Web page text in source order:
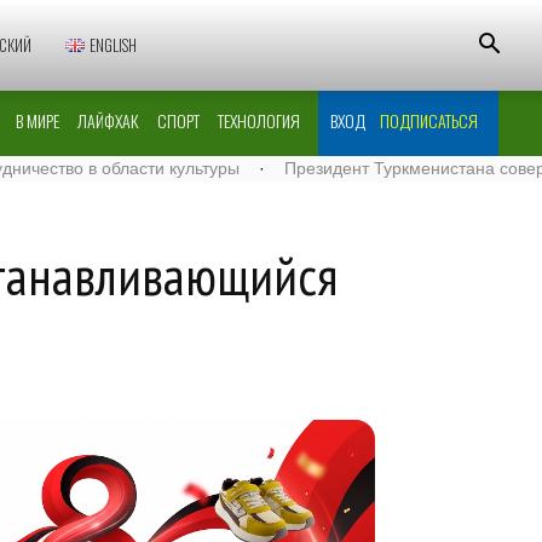
ENGLISH
В МИРЕ ЛАЙФХАК СПОРТ ТЕХНОЛОГИЯ ВХОД ПОДПИСАТЬСЯ
области культуры · Президент Туркменистана совершил